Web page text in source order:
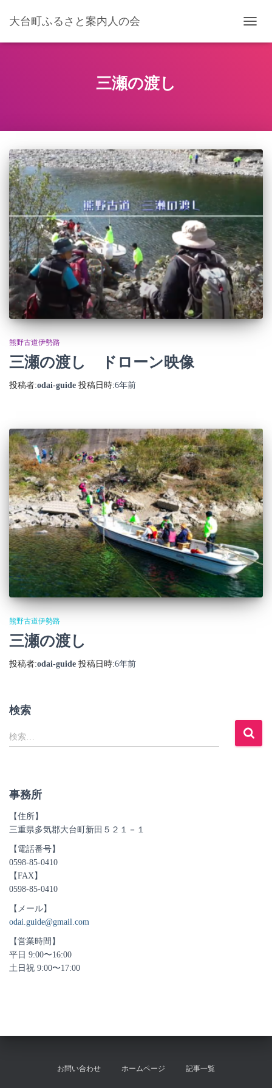
大台町ふるさと案内人の会
ビ
え
三瀬の渡し
熊野古道伊勢路
三瀬の渡し ドローン映像
投稿者:odai-guide 投稿日時:6年前
熊野古道伊勢路
三瀬の渡し
投稿者:odai-guide 投稿日時:6年前
検索
検
索
検索…
事務所
【住所】
三重県多気郡大台町新田５２１－１
【電話番号】
0598-85-0410
【FAX】
0598-85-0410
【メール】
odai.guide@gmail.com
【営業時間】
平日 9:00〜16:00
土日祝 9:00〜17:00
お問い合わせ ホームページ 記事一覧